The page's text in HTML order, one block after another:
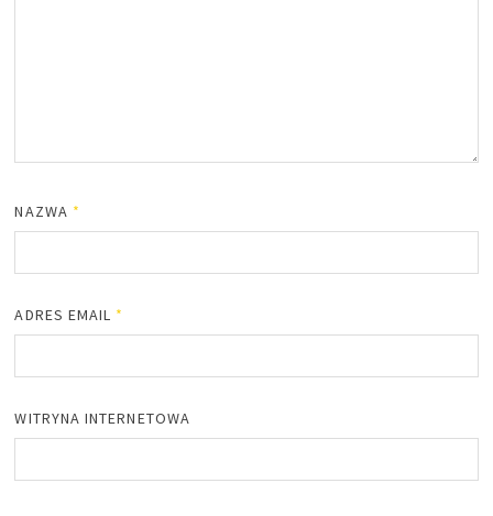
NAZWA *
ADRES EMAIL *
WITRYNA INTERNETOWA